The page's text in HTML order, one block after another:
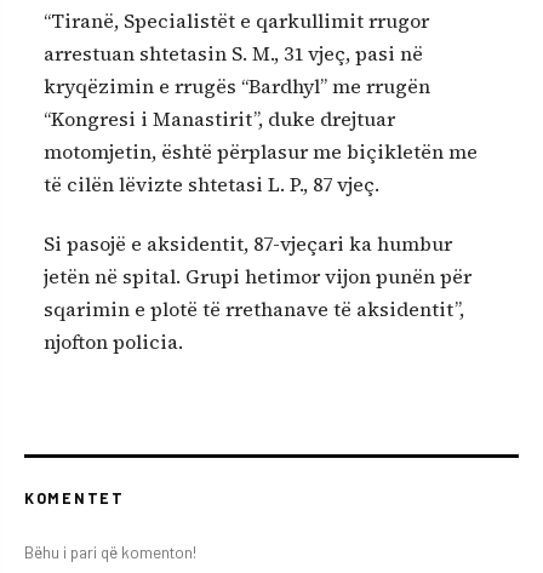
“Tiranë, Specialistët e qarkullimit rrugor
arrestuan shtetasin S. M., 31 vjeç, pasi në
kryqëzimin e rrugës “Bardhyl” me rrugën
“Kongresi i Manastirit”, duke drejtuar
motomjetin, është përplasur me biçikletën me
të cilën lëvizte shtetasi L. P., 87 vjeç.
Si pasojë e aksidentit, 87-vjeçari ka humbur
jetën në spital. Grupi hetimor vijon punën për
sqarimin e plotë të rrethanave të aksidentit”,
njofton policia.
KOMENTET
Bëhu i pari që komenton!